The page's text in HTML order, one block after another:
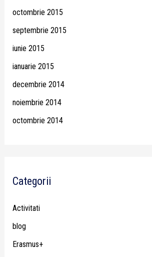
octombrie 2015
septembrie 2015
iunie 2015
ianuarie 2015
decembrie 2014
noiembrie 2014
octombrie 2014
Categorii
Activitati
blog
Erasmus+